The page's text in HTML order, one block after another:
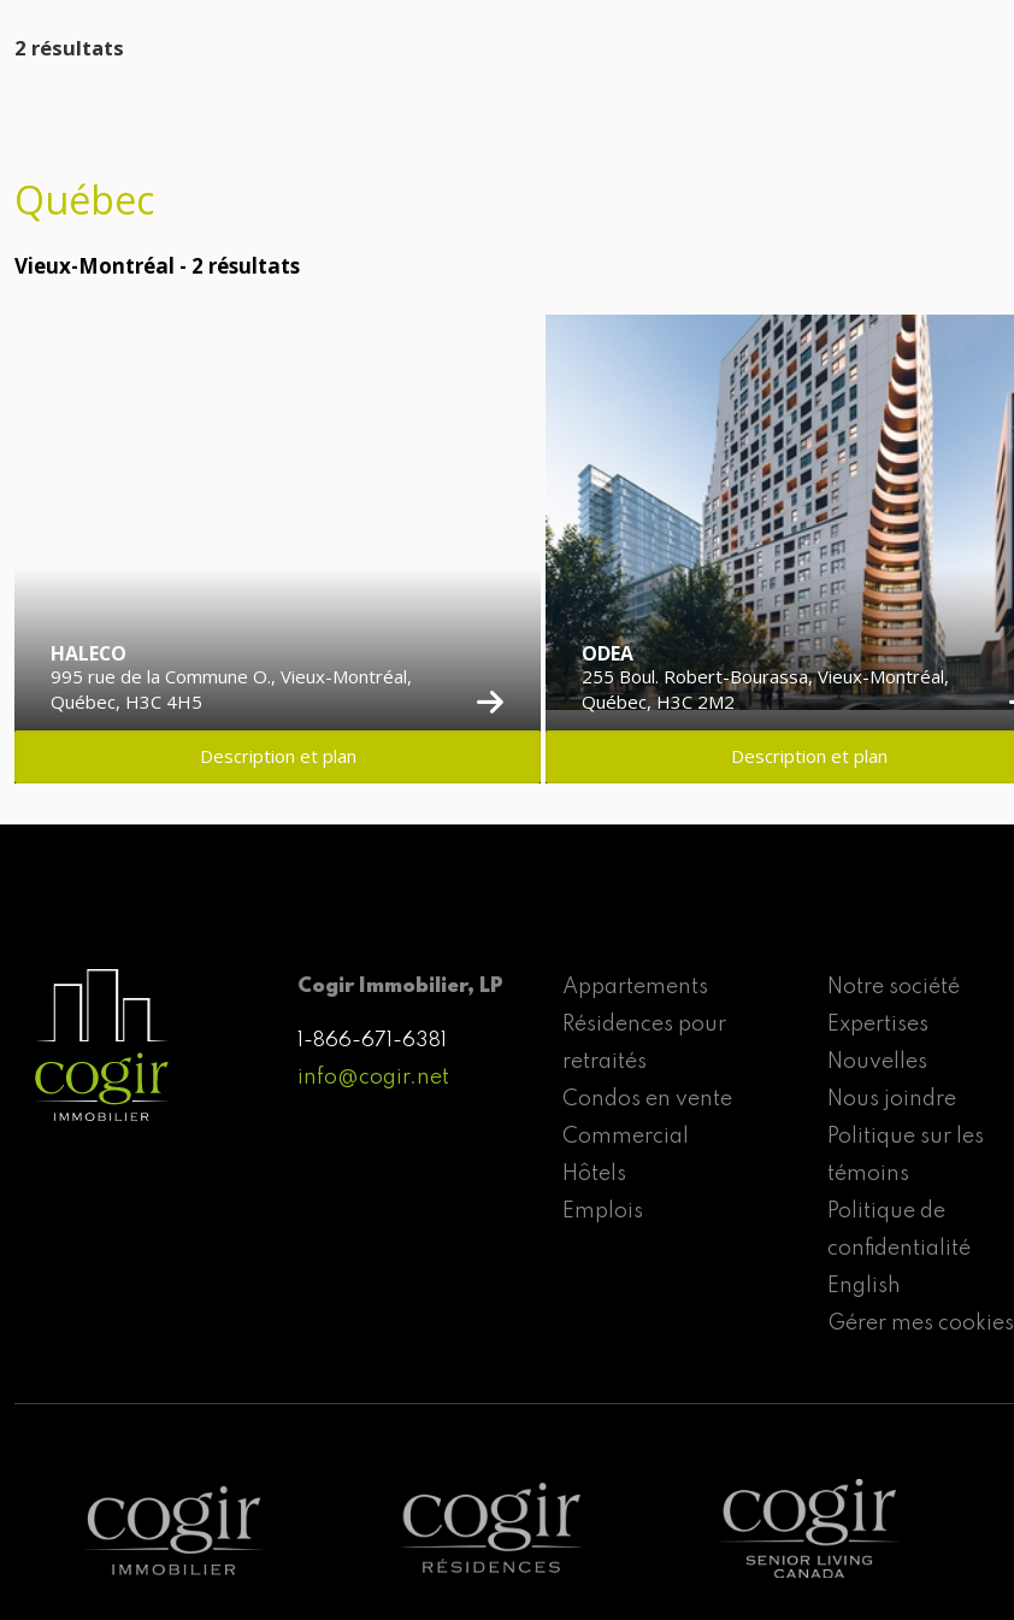
2 résultats
Québec
Vieux-Montréal - 2 résultats
HALECO
995 rue de la Commune O., Vieux-Montréal,
Québec, H3C 4H5
Description et plan
ODEA
255 Boul. Robert-Bourassa, Vieux-Montréal,
Québec, H3C 2M2
Description et plan
Cogir Immobilier, LP
1-866-671-6381
info@cogir.net
Appartements
Résidences pour
retraités
Condos en vente
Commercial
Hôtels
Emplois
Notre société
Expertises
Nouvelles
Nous joindre
Politique sur les
témoins
Politique de
confidentialité
English
Gérer mes cookies